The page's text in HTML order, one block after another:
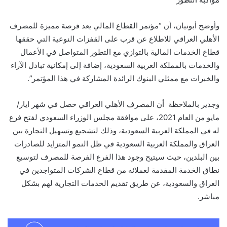
وأوضح أبونيان، أن “مؤتمر القطاع المالي يعد فرصة مميزة للمصرف
الأهلي العراقي للاطلاع عن قرب على القفزات النوعية التي حققها
قطاع الخدمات المالية بالتوازي مع التطور المتواصل في الأعمال
والخدمات بالمملكة العربية السعودية، إضافة إلى إمكانية تبادل الآراء
والخبرات مع ممثلي البنوك الرائدة المشاركة في هذا المؤتمر”.
وجدير بالملاحظة أن المصرف الأهلي العراقي حصل في شهر ايار/
مايو من العام 2021، على موافقة مجلس الوزراء السعودي لفتح فرع
له في المملكة العربية السعودية، وذلك لتشجيع وتسهيل التجارة بين
العراق والمملكة العربية السعودية في ظل النمو المتزايد للصادرات
بين البلدين، حيث سيتيح وجود هذا الفرع الفرصة للمصرف لتوسيع
نطاق الخدمة المقدمة لعملائه من قطاع الشركات المتواجدين في
العراق والسعودية، عن طريق تقديم الخدمات التجارية لهم بشكل
مباشر.